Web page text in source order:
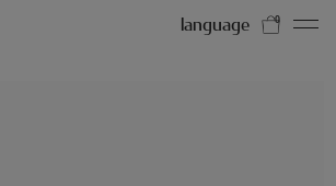
language 0